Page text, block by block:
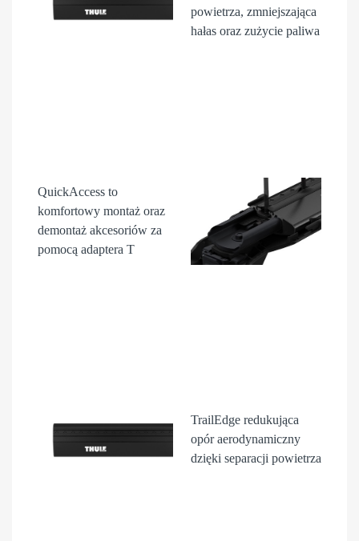
powietrza, zmniejszająca
hałas oraz zużycie paliwa
QuickAccess to
komfortowy montaż oraz
demontaż akcesoriów za
pomocą adaptera T
TrailEdge redukująca
opór aerodynamiczny
dzięki separacji powietrza